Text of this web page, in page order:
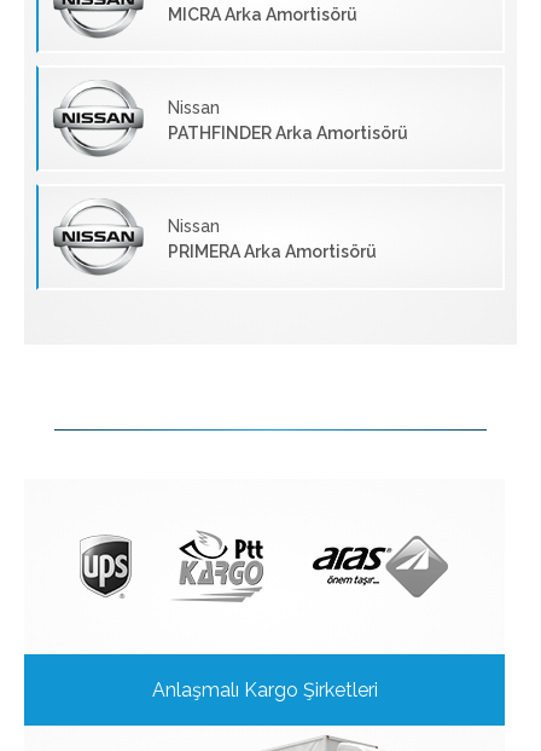
MICRA Arka Amortisörü
Nissan
PATHFINDER Arka Amortisörü
Nissan
PRIMERA Arka Amortisörü
Anlaşmalı Kargo Şirketleri